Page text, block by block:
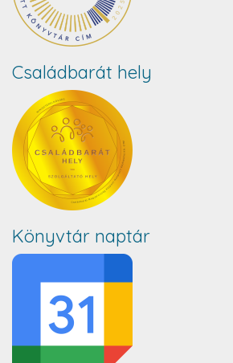
Családbarát hely
Könyvtár naptár